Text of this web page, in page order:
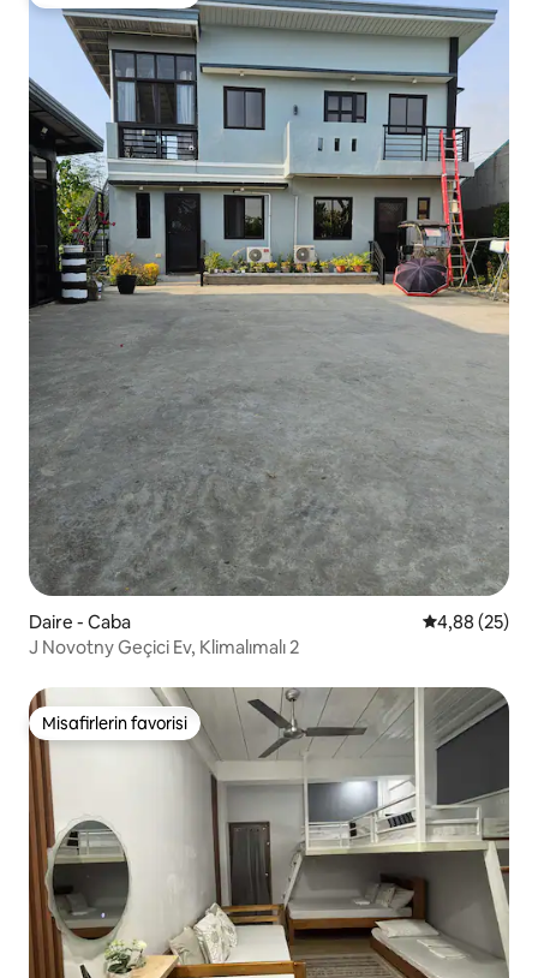
Daire - Caba 5 üzerinden
4,88 (25)
J Novotny Geçici Ev, Klimalımalı 2
Misafirlerin favorisi
Misafirlerin favorisi